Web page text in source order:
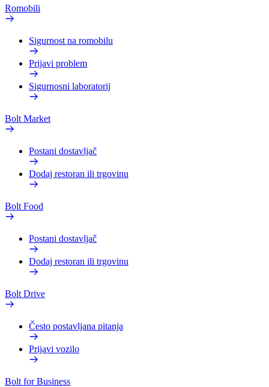
Romobili
Sigurnost na romobilu
Prijavi problem
Sigurnosni laboratorij
Bolt Market
Postani dostavljač
Dodaj restoran ili trgovinu
Bolt Food
Postani dostavljač
Dodaj restoran ili trgovinu
Bolt Drive
Često postavljana pitanja
Prijavi vozilo
Bolt for Business